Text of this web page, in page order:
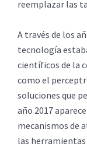
reemplazar las
A través de los
tecnología
científicos de la
como el
soluciones que
año 2017
mecanismos de
las